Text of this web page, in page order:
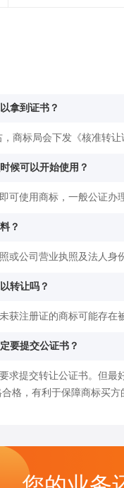
拿到证书？
商标局会下发《核准转让
候可以开始使用？
可使用商标，一般公证办
？
或公司营业执照及法人身
转让吗？
获注册证的商标可能存在
要提交公证书？
求提交转让公证书。但最
格，有利于保障商标买方